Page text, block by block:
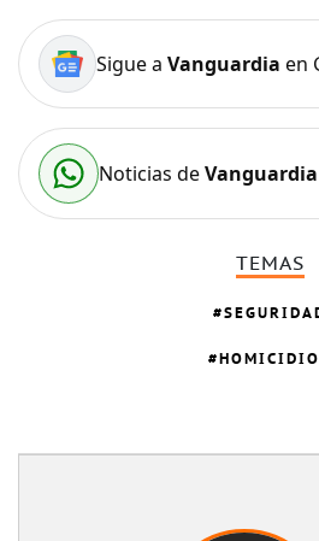
Sigue a Vanguardia en
Noticias deVanguardia
TEMAS